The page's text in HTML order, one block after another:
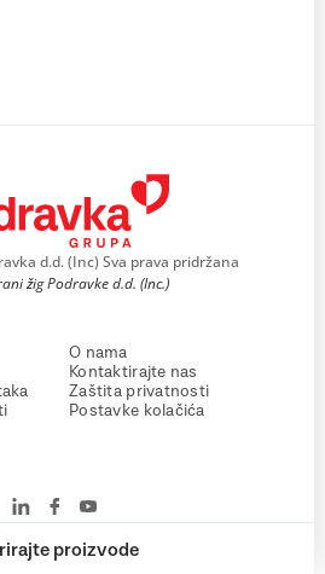
proizvode
d.d. (Inc) Sva prava pridržana
žig Podravke d.d. (Inc.)
O nama
Kontaktirajte nas
Zaštita privatnosti
Postavke kolačića